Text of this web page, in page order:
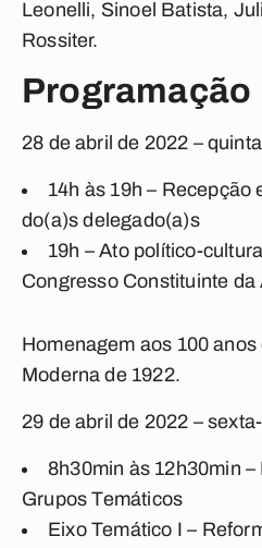
Leonelli, Sinoel Batista,
Rossiter.
Programação
28 de abril de 2022 –
14h às 19h – Recepção
do(a)s delegado(a)s
19h – Ato político-
Congresso Constituinte
Homenagem aos 100
Moderna de 1922.
29 de abril de 2022 –
8h30min às 12h30min –
Grupos Temáticos
Eixo Temático I –